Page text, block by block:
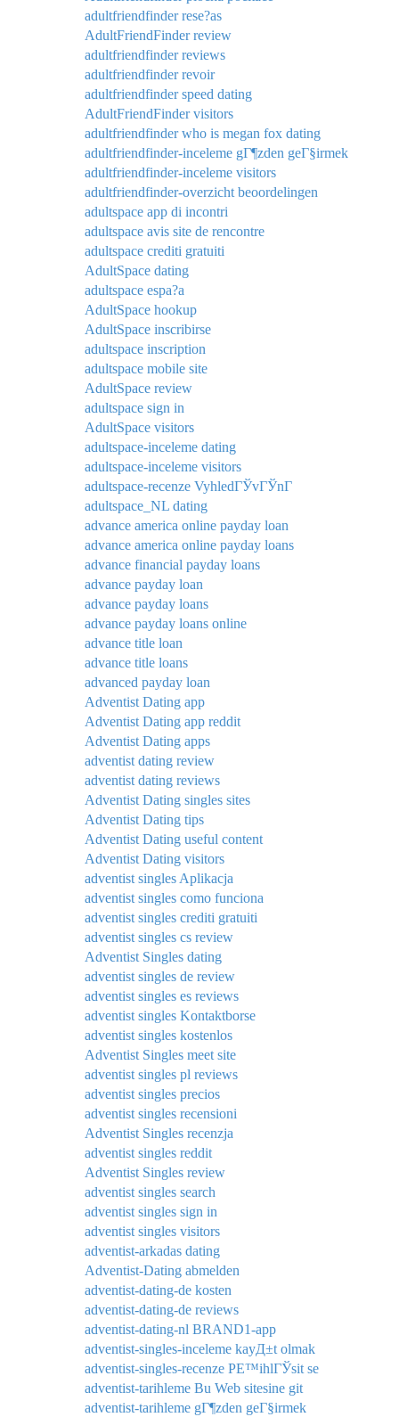
adultfriendfinder rese?as
AdultFriendFinder review
adultfriendfinder reviews
adultfriendfinder revoir
adultfriendfinder speed dating
AdultFriendFinder visitors
adultfriendfinder who is megan fox dating
adultfriendfinder-inceleme gГ¶zden geГ§irmek
adultfriendfinder-inceleme visitors
adultfriendfinder-overzicht beoordelingen
adultspace app di incontri
adultspace avis site de rencontre
adultspace crediti gratuiti
AdultSpace dating
adultspace espa?a
AdultSpace hookup
AdultSpace inscribirse
adultspace inscription
adultspace mobile site
AdultSpace review
adultspace sign in
AdultSpace visitors
adultspace-inceleme dating
adultspace-inceleme visitors
adultspace-recenze VyhledГЎvГЎnГ­
adultspace_NL dating
advance america online payday loan
advance america online payday loans
advance financial payday loans
advance payday loan
advance payday loans
advance payday loans online
advance title loan
advance title loans
advanced payday loan
Adventist Dating app
Adventist Dating app reddit
Adventist Dating apps
adventist dating review
adventist dating reviews
Adventist Dating singles sites
Adventist Dating tips
Adventist Dating useful content
Adventist Dating visitors
adventist singles Aplikacja
adventist singles como funciona
adventist singles crediti gratuiti
adventist singles cs review
Adventist Singles dating
adventist singles de review
adventist singles es reviews
adventist singles Kontaktborse
adventist singles kostenlos
Adventist Singles meet site
adventist singles pl reviews
adventist singles precios
adventist singles recensioni
Adventist Singles recenzja
adventist singles reddit
Adventist Singles review
adventist singles search
adventist singles sign in
adventist singles visitors
adventist-arkadas dating
Adventist-Dating abmelden
adventist-dating-de kosten
adventist-dating-de reviews
adventist-dating-nl BRAND1-app
adventist-singles-inceleme kayД±t olmak
adventist-singles-recenze PЕ™ihlГЎsit se
adventist-tarihleme Bu Web sitesine git
adventist-tarihleme gГ¶zden geГ§irmek